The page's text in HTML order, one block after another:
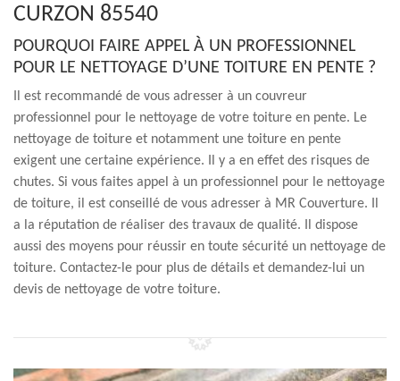
CURZON 85540
POURQUOI FAIRE APPEL À UN PROFESSIONNEL
POUR LE NETTOYAGE D’UNE TOITURE EN PENTE ?
Il est recommandé de vous adresser à un couvreur
professionnel pour le nettoyage de votre toiture en pente. Le
nettoyage de toiture et notamment une toiture en pente
exigent une certaine expérience. Il y a en effet des risques de
chutes. Si vous faites appel à un professionnel pour le nettoyage
de toiture, il est conseillé de vous adresser à MR Couverture. Il
a la réputation de réaliser des travaux de qualité. Il dispose
aussi des moyens pour réussir en toute sécurité un nettoyage de
toiture. Contactez-le pour plus de détails et demandez-lui un
devis de nettoyage de votre toiture.